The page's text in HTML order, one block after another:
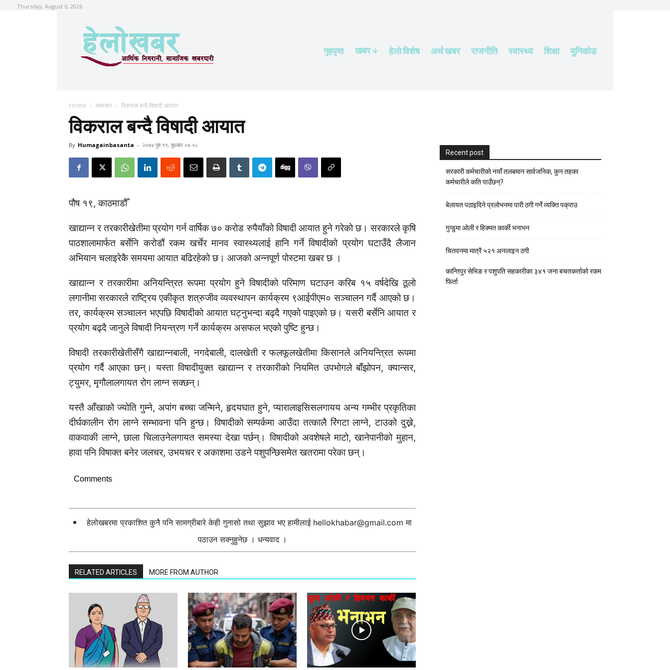
Thursday, August 6, 2026
गृहपृष्ठ खबर हेलाे विशेष अर्थ खबर राजनीति स्वास्थ्य शिक्षा युनिकोड
Home समाचार विकराल बन्दै विषादी आयात
विकराल बन्दै विषादी आयात
By Humagainbasanta - २०७४ पुष १९, बुधबार ०४:५८
पौष १९, काठमाडौँ
खाद्यान्न र तरकारीखेतीमा प्रयोग गर्न वार्षिक ७० करोड रुपैयाँको विषादी आयात हुने गरेको छ। सरकारले कृषि
पाठशालामार्फत बर्सेनि करोडौं रकम खर्चेर मानव स्वास्थ्यलाई हानि गर्ने विषादीको प्रयोग घटाउँदै लैजान
अभियान चलाइरेकै समयमा आयात बढिरहेको छ। आजको अन्नपूर्ण पोस्टमा खबर छ ।
खाद्यान्न र तरकारीमा अनियन्त्रित रूपमा प्रयोग हुने विषादीको परिमाण घटाउन करिब १५ वर्षदेखि ठूलो
लगानीमा सरकारले राष्ट्रिय एकीकृत शत्रुजीव व्यवस्थापन कार्यक्रम ९आईपीएम० सञ्चालन गर्दै आएको छ।
तर, कार्यक्रम सञ्चालन भएपछि विषादीको आयात घट्नुभन्दा बढ्दै गएको पाइएको छ। यसरी बर्सेनि आयात र
प्रयोग बढ्दै जानुले विषादी नियन्त्रण गर्ने कार्यक्रम असफल भएको पुष्टि हुन्छ।
विषादी तरकारीखेतीसँगै खाद्यान्नबाली, नगदेबाली, दालखेती र फलफूलखेतीमा किसानले अनियन्त्रित रूपमा
प्रयोग गर्दै आएका छन्। यस्ता विषादीयुक्त खाद्यान्न र तरकारीको नियमित उपभोगले बाँझोपन, क्यान्सर,
ट्युमर, मृगौलालगायत रोग लाग्न सक्छन्।
यस्तै आँखाको ज्योति गुम्ने, अपांग बच्चा जन्मिने, हृदयघात हुने, प्यारालाइसिसलगायय अन्य गम्भीर प्रकृतिका
दीर्घकालीन रोग लाग्ने सम्भावना पनि हुन्छ। विषादीको सम्पर्कमा आउँदा तत्कालै रिंगटा लाग्ने, टाउको दुख्ने,
वाकवाकी लाग्ने, छाला चिलाउनेलगायत समस्या देखा पर्छन्। विषादीको अवशेषले माटो, खानेपानीको मुहान,
हावा पनि विषाक्त बनेर जलचर, उभयचर र अकाशमा उडने पशुपन्छिसमेत खतरामा परेका छन्।
Comments
हेलोखबरमा प्रकाशित कुनै पनि सामग्रीबारे केही गुनासो तथा सुझाव भए हामीलाई hellokhabar@gmail.com मा
पठाउन सक्नुहुनेछ । धन्यवाद ।
RELATED ARTICLES MORE FROM AUTHOR
Recent post
सरकारी कर्मचारीकाे नयाँ तलबमान सार्वजनिक, कुन तहका
कर्मचारीले कति पाउँछन्?
बेलायत पठाइदिने प्रलाेभनमा पारी ठगी गर्ने व्यक्ति पक्राउ
गुन्डुमा ओली र हिक्मत कार्की भनाभन
चितवनमा मात्रै ५२१ अनलाइन ठगी
कान्तिपुर सेभिङ र पशुपति सहकारीका ३४१ जना बचतकर्ताको रकम
फिर्ता